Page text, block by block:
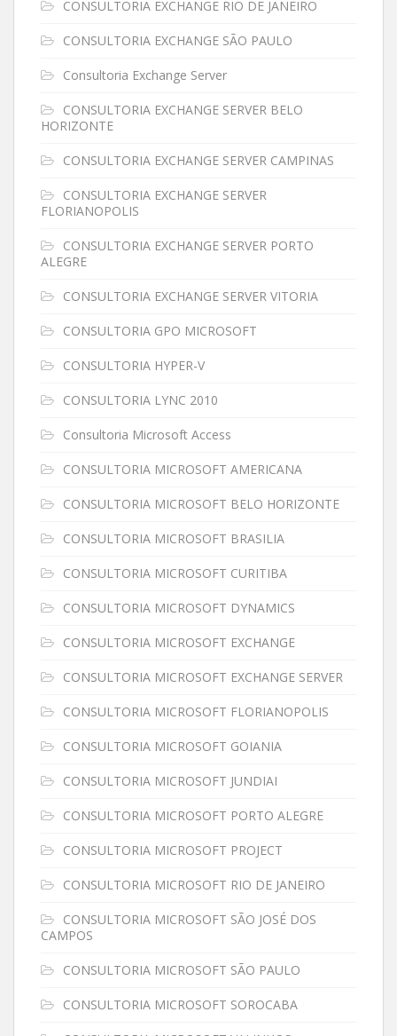
CONSULTORIA EXCHANGE RIO DE JANEIRO
CONSULTORIA EXCHANGE SÃO PAULO
Consultoria Exchange Server
CONSULTORIA EXCHANGE SERVER BELO
HORIZONTE
CONSULTORIA EXCHANGE SERVER CAMPINAS
CONSULTORIA EXCHANGE SERVER
FLORIANOPOLIS
CONSULTORIA EXCHANGE SERVER PORTO
ALEGRE
CONSULTORIA EXCHANGE SERVER VITORIA
CONSULTORIA GPO MICROSOFT
CONSULTORIA HYPER-V
CONSULTORIA LYNC 2010
Consultoria Microsoft Access
CONSULTORIA MICROSOFT AMERICANA
CONSULTORIA MICROSOFT BELO HORIZONTE
CONSULTORIA MICROSOFT BRASILIA
CONSULTORIA MICROSOFT CURITIBA
CONSULTORIA MICROSOFT DYNAMICS
CONSULTORIA MICROSOFT EXCHANGE
CONSULTORIA MICROSOFT EXCHANGE SERVER
CONSULTORIA MICROSOFT FLORIANOPOLIS
CONSULTORIA MICROSOFT GOIANIA
CONSULTORIA MICROSOFT JUNDIAI
CONSULTORIA MICROSOFT PORTO ALEGRE
CONSULTORIA MICROSOFT PROJECT
CONSULTORIA MICROSOFT RIO DE JANEIRO
CONSULTORIA MICROSOFT SÃO JOSÉ DOS
CAMPOS
CONSULTORIA MICROSOFT SÃO PAULO
CONSULTORIA MICROSOFT SOROCABA